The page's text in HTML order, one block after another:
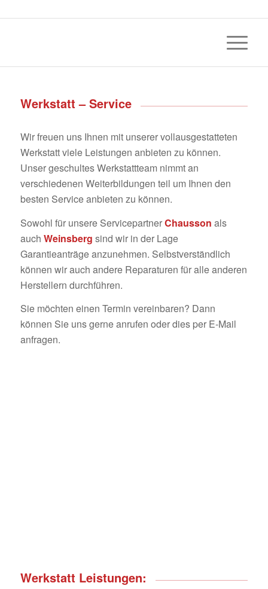
Werkstatt – Service
Wir freuen uns Ihnen mit unserer vollausgestatteten
Werkstatt viele Leistungen anbieten zu können.
Unser geschultes Werkstattteam nimmt an
verschiedenen Weiterbildungen teil um Ihnen den
besten Service anbieten zu können.
Sowohl für unsere ServicepartnerChausson als
auch Weinsberg sind wir in der Lage
Garantieanträge anzunehmen. Selbstverständlich
können wir auch andere Reparaturen für alle anderen
Herstellern durchführen.
Sie möchten einen Termin vereinbaren? Dann
können Sie uns gerne anrufen oder dies per E-Mail
anfragen.
Werkstatt Leistungen: